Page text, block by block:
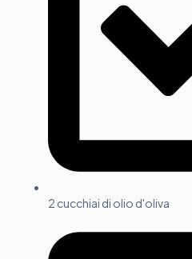
2 cucchiai di olio d'oliva